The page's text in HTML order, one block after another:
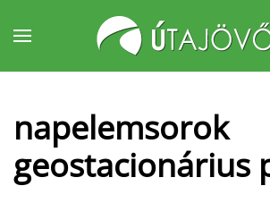
Fő tartalom átugrása
napelemsorok
geostacionárius